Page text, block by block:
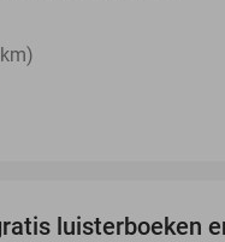
luisterboeken